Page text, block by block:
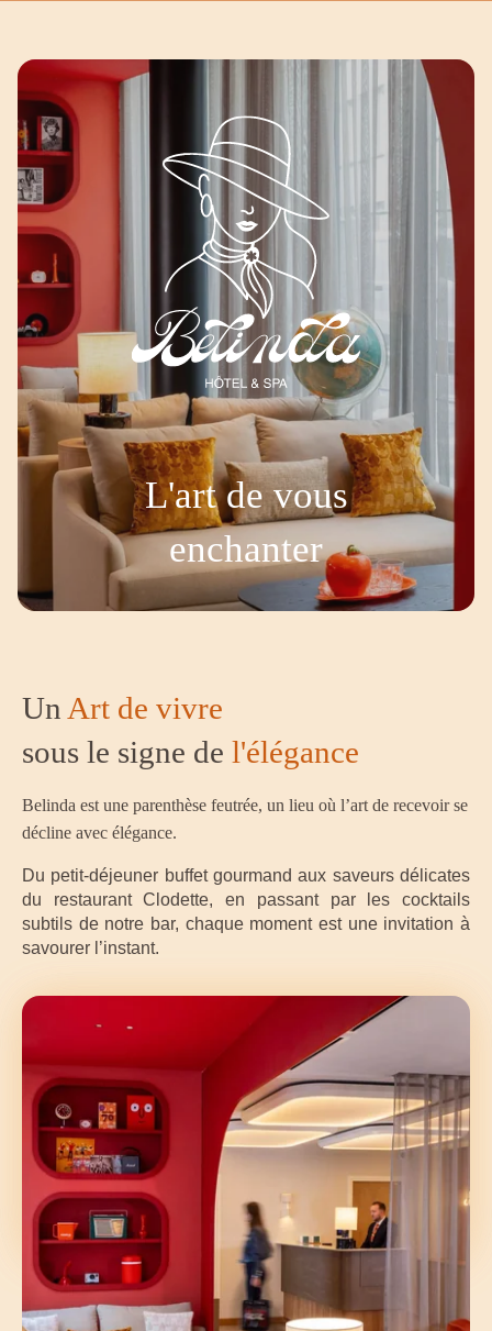
L'art de vous
enchanter
Un Art de vivre
sous le signe de l'élégance
Belinda est une parenthèse feutrée, un lieu où l’art de recevoir se
décline avec élégance.
Du petit-déjeuner buffet gourmand aux saveurs délicates
du restaurant Clodette, en passant par les cocktails
subtils de notre bar, chaque moment est une invitation à
savourer l’instant.